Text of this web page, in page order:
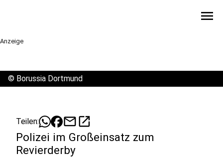
menu
Anzeige
© Borussia Dortmund
Teilen: mailopen_in_new
Polizei im Großeinsatz zum
Revierderby